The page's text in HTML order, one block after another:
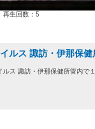
生回数：5
ルス 諏訪・伊那保
ルス 諏訪・伊那保健所管内で